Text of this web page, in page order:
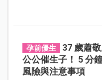
孕前優生
37 歲蕭
公公催生子！ 5 分
風險與注意事項